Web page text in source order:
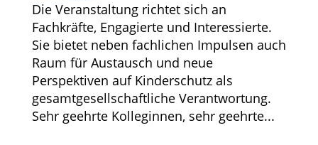
Die Veranstaltung richtet sich an
Fachkräfte, Engagierte und Interessierte.
Sie bietet neben fachlichen Impulsen auch
Raum für Austausch und neue
Perspektiven auf Kinderschutz als
gesamtgesellschaftliche Verantwortung.
Sehr geehrte Kolleginnen, sehr geehrte...